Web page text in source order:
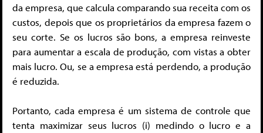
da empresa, que calcula comparando sua receita com os
custos, depois que os proprietários da empresa fazem o
seu corte. Se os lucros são bons, a empresa reinveste
para aumentar a escala de produção, com vistas a obter
mais lucro. Ou, se a empresa está perdendo, a produção
é reduzida.
Portanto, cada empresa é um sistema de controle que
tenta maximizar seus lucros (i) medindo o lucro e a